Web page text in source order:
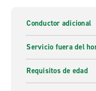
Conductor adicional
Servicio fuera del
Requisitos de edad